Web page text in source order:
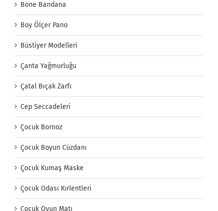
Bone Bandana
Boy Ölçer Pano
Büstiyer Modelleri
Çanta Yağmurluğu
Çatal Bıçak Zarfı
Cep Seccadeleri
Çocuk Bornoz
Çocuk Boyun Cüzdanı
Çocuk Kumaş Maske
Çocuk Odası Kırlentleri
Çocuk Oyun Matı